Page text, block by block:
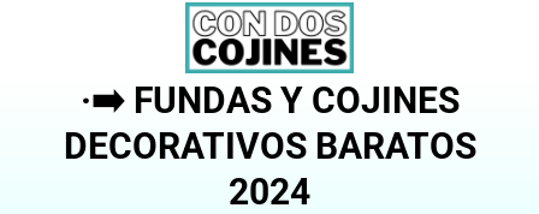
·➡️ FUNDAS Y COJINES
DECORATIVOS BARATOS
2024